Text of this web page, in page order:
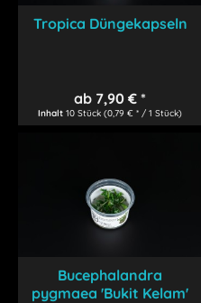
Tropica Düngekapseln
ab 7,90 € *
Inhalt10 Stück(0,79 € * / 1 Stück)
Bucephalandra
pygmaea 'Bukit Kelam'